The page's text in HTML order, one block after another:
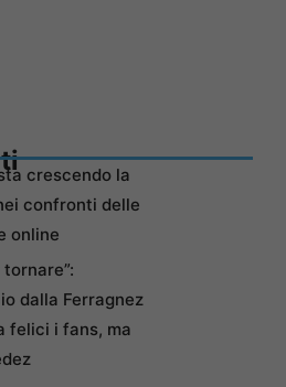
crescendo la
confronti delle
online
tornare”:
dalla Ferragnez
felici i fans, ma